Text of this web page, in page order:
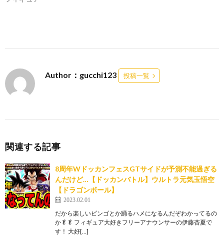
Author：gucchi123 投稿一覧
関連する記事
8周年WドッカンフェスGTサイドが予測不能過ぎる
んだけど…【ドッカンバトル】ウルトラ元気玉悟空
【ドラゴンボール】
2023.02.01
だから楽しいビンゴとか踊るハメになるんだぞわかってるの
か🥬🥬 フィギュア大好きフリーアナウンサーの伊藤杏夏で
す！ 大好[…]